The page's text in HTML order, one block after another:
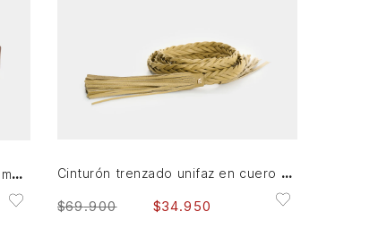
Cinturón unifaz de cuero para hombre Sand Cinturón trenzado unifaz en cuero para mujer Kiwa
$69.900 $34.950